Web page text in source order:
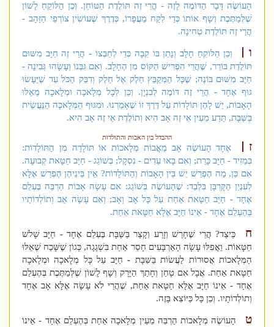
הָעוֹשֶׂה דָּבָר הַדּוֹמֶה לָזֶה - הֲרֵי זֶה תּוֹלֶדֶת הַטּוֹחֵן. וְכֵן הַלּוֹקֵחַ לָשׁוֹן
שֶׁלְּמַתֶּכֶת וְשָׁף אוֹתוֹ כְּדֵי לִקַּח מֵעֲפָרוֹ, כְּדֶרֶךְ שֶׁעוֹשִׂין צוֹרְפֵי הַזָּהָב -
הֲרֵי זֶה תּוֹלֶדֶת טְחִינָה.
וְכֵן הַלּוֹקֵחַ חָלָב וְנָתַן בּוֹ קֵבָה כְּדֵי לְחַבְּצוֹ - הֲרֵי זֶה חַיָּב מִשּׁוּם
תּוֹלֶדֶת בּוֹרֵר, שֶׁהֲרֵי הִפְרִישׁ הַקּוֹס מִן הֶחָלָב. וְאִם גִּבְּנוֹ וְעָשָׂהוּ גְּבִינָה -
חַיָּב מִשּׁוּם בּוֹנֶה; שֶׁכָּל הַמְּקַבֵּץ חֵלֶק אֶל חֵלֶק וְדִבֵּק הַכֹּל עַד שֶׁיֵּעָשׂוּ
גּוּף אֶחָד - הֲרֵי זֶה דּוֹמֶה לְבִנְיָן. וְכֵן לְכָל מְלָאכָה וּמְלָאכָה מֵאֵלּוּ
הָאָבוֹת, יֵשׁ לָהֶן תּוֹלָדוֹת עַל דֶּרֶךְ זוֹ שֶׁאָמַרְנוּ. וּמִגּוּף הַמְּלָאכָה הַנַּעֲשֵׂית
בַּשַּׁבָּת, תֵּדַע מֵעֵין אֵי זֶה אָב הִיא וְתוֹלֶדֶת אֵי זֶה אָב הִיא.
ההבדל בין האבות והתולדות
אֶחָד הָעוֹשֶׂה אָב מֵאֲבוֹת מְלָאכוֹת אוֹ תּוֹלָדָה מִן הַתּוֹלָדוֹת:
בְּמֵזִיד - חַיָּב כָּרֵת; וְאִם בָּאוּ עֵדִים - נִסְקָל; בְּשׁוֹגֵג - חַיָּב חַטָּאת קְבוּעָה.
אִם כֵּן, מַה הֶפְרֵשׁ יֵשׁ בֵּין הָאָבוֹת וְהַתּוֹלָדוֹת? אֵין בֵּינֵיהֶן הֶפְרֵשׁ אֶלָּא
לְעִנְיַן הַקָּרְבָּן בִּלְבַד: שֶׁהָעוֹשֶׂה בְּשׁוֹגֵג: אִם עָשָׂה אָבוֹת הַרְבֵּה בֶּעְלֵם
אֶחָד - חַיָּב חַטָּאת אַחַת עַל כָּל אָב וְאָב; וְאִם עָשָׂה אָב וְתוֹלְדוֹתָיו
בְּהֶעְלֵם אֶחָד - אֵינוֹ חַיָּב אֶלָּא חַטָּאת אַחַת.
כֵּיצַד? הֲרֵי שֶׁחָרַשׁ וְזָרַע וְקָצַר בַּשַּׁבָּת בֶּעְלֵם אֶחָד - חַיָּב שָׁלשׁ
חַטָּאוֹת. וַאֲפִלּוּ עָשָׂה הָאַרְבָּעִים חָסֵר אַחַת בִּשְׁגָגָה, כְּגוֹן שֶׁשָּׁכַח שֶׁאֵלּוּ
הַמְּלָאכוֹת אֲסוּרוֹת לַעֲשׂוֹת בַּשַּׁבָּת - חַיָּב עַל כָּל מְלָאכָה וּמְלָאכָה
חַטָּאת אַחַת. אֲבָל אִם טָחַן וְחָתַךְ הַיָּרָק וְשָׁף לָשׁוֹן שֶׁלְּמַתֶּכֶת בְּהֶעְלֵם
אֶחָד - אֵינוֹ חַיָּב אֶלָּא חַטָּאת אַחַת, שֶׁהֲרֵי לֹא עָשָׂה אֶלָּא אָב אֶחָד
וְתוֹלְדוֹתָיו. וְכֵן כָּל כַּיּוֹצֵא בָּזֶה.
הָעוֹשֶׂה מְלָאכוֹת הַרְבֵּה מֵעֵין מְלָאכָה אַחַת בְּהֶעְלֵם אֶחָד - אֵינוֹ